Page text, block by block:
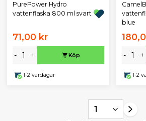
PurePower Hydro
vattenflaska 800 ml svart
71,00 kr
- + Köp
1-2 vardagar
blue
- +
1-2
1